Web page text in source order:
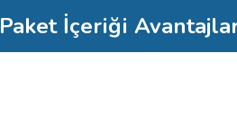
Paket İçeriği